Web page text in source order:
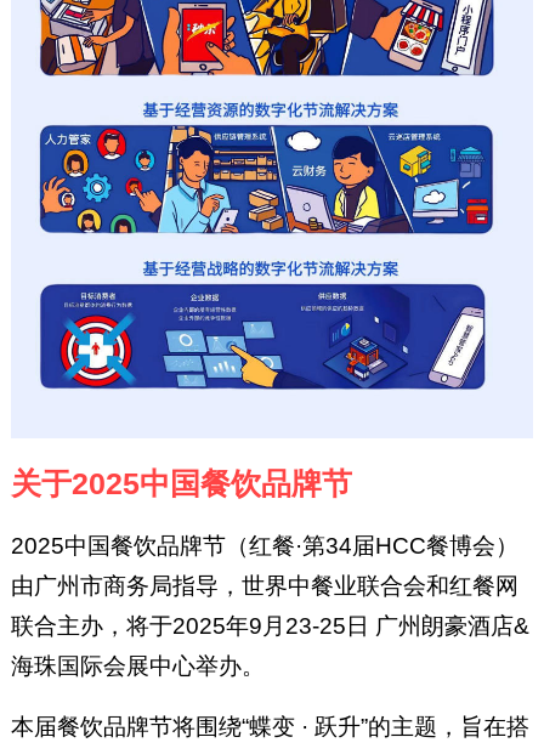
关于2025中国餐饮品牌节
2025中国餐饮品牌节（红餐·第34届HCC餐博会）
由广州市商务局指导，世界中餐业联合会和红餐网
联合主办，将于2025年9月23-25日 广州朗豪酒店&
海珠国际会展中心举办。
本届餐饮品牌节将围绕“蝶变 · 跃升”的主题，旨在搭